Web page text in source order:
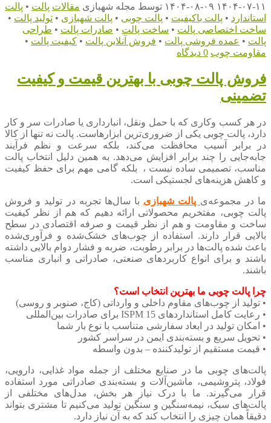
۱۴۰۴-۰۷-۱۱ ۱۴۰۴-۰۸-۰۹ توسط مجله شهبازی مقالات پالت • پالت
استاندارد • پالت باکیفیت • پالت چوبی • پالت شهبازی • تولید پالت •
ساخت اختصاصی پالت • ساخت پالت • صادرات پالت • طراحی
پالت • عمده فروشی پالت • فروش آنلاین پالت • کیفیت پالت •
مقاومت چوب 0 دیدگاه
فروش پالت چوبی با بهترین قیمت و کیفیت
تضمینی
در هر کسب‌ وکاری که با حمل‌ ونقل، انبارداری یا صادرات سر و کار
دارد، پالت چوبی یکی از ضروری‌ترین ابزارهاست. پالت نه‌ تنها از کالا
در برابر آسیب محافظت می‌کند، بلکه سرعت و نظم فرآیند
جابه‌جایی را چند برابر افزایش می‌دهد. به همین دلیل انتخاب پالت
مناسب، تصمیمی ساده نیست ، بلکه گامی مهم برای حفظ کیفیت
و کاهش هزینه‌های لجستیکی است.
ما در مجموعه‌ی پالت شهبازی با سال‌ها تجربه در تولید و فروش
پالت چوبی، مفتخریم محصولاتی ارائه دهیم که هم از نظر کیفیت
ساخت و مقاومت و هم از نظر قیمت و صرفه اقتصادی در سطح
بالایی قرار دارند. استفاده از چوب‌های خشک‌شده و فرآوری‌شده
باعث شده پالت‌ها در برابر رطوبت، ضربه و فشار دوام بالایی داشته
باشند و برای انواع کاربردهای صنعتی، صادراتی و انباری مناسب
باشند.
چرا پالت چوبی ما بهترین انتخاب است؟
• تولید از چوب‌های مقاوم داخلی و وارداتی (کاج، صنوبر و روسی)
• رعایت کامل استانداردهای ISPM 15 برای صادرات بین‌المللی
• امکان تولید در ابعاد سفارشی متناسب با نوع بار شما
• تحویل سریع و بسته‌بندی ایمن در سراسر کشور
• قیمت مستقیم از تولیدکننده – بدون واسطه
پالت‌های چوبی ما در صنایع مختلف از جمله مواد غذایی، دارویی،
فولاد، پتروشیمی، ماشین‌آلات و بسته‌بندی صادراتی مورد استفاده
قرار می‌گیرند. ما با درک نیاز هر بخش، مدل‌های مختلفی از
پالت‌های سبک، نیمه‌سنگین و سنگین تولید می‌کنیم تا مشتری بتواند
دقیقاً همان چیزی را انتخاب کند که به آن نیاز دارد.